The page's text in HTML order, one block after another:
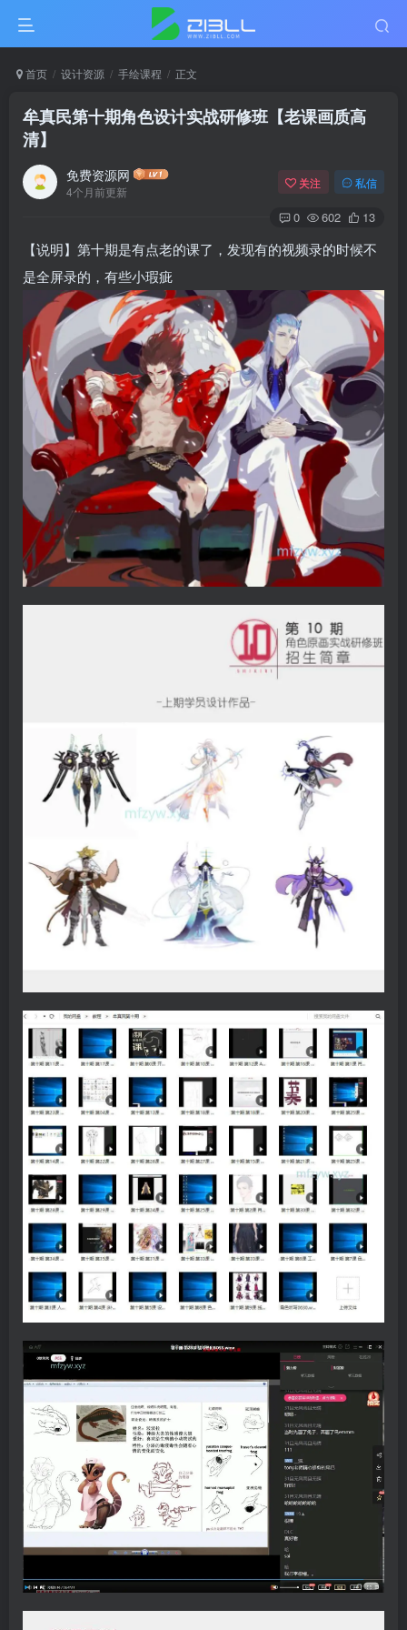
首页 设计资源 手绘课程 正文
牟真民第十期角色设计实战研修班【老课画质高
清】
免费资源网
4个月前更新
关注 私信
0 602 13
【说明】第十期是有点老的课了，发现有的视频录的时候不
是全屏录的，有些小瑕疵